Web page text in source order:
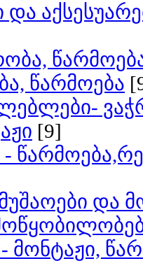
და
წარმოება
[9]
და
მონტაჟი,